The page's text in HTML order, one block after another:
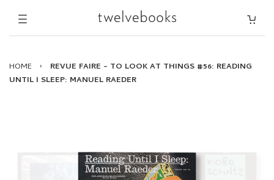
HOME ›
REVUE FAIRE – TO LOOK AT THINGS #56: READING
UNTIL I SLEEP: MANUEL RAEDER